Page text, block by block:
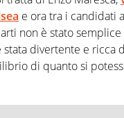
e ora tra i candidati
non è stato
divertente e ricca
di quanto si